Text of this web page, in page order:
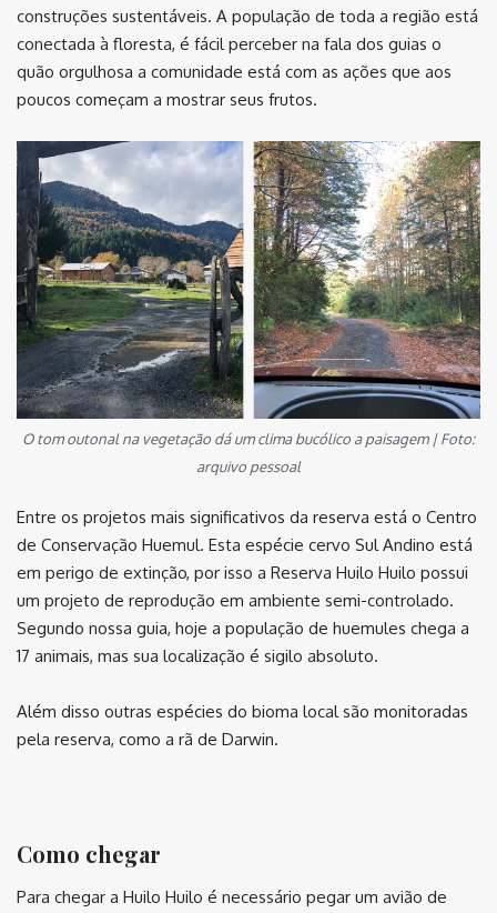
construções sustentáveis. A população de toda a região está
conectada à floresta, é fácil perceber na fala dos guias o
quão orgulhosa a comunidade está com as ações que aos
poucos começam a mostrar seus frutos.
O tom outonal na vegetação dá um clima bucólico a paisagem | Foto:
arquivo pessoal
Entre os projetos mais significativos da reserva está o Centro
de Conservação Huemul. Esta espécie cervo Sul Andino está
em perigo de extinção, por isso a Reserva Huilo Huilo possui
um projeto de reprodução em ambiente semi-controlado.
Segundo nossa guia, hoje a população de huemules chega a
17 animais, mas sua localização é sigilo absoluto.
Além disso outras espécies do bioma local são monitoradas
pela reserva, como a rã de Darwin.
Como chegar
Para chegar a Huilo Huilo é necessário pegar um avião de